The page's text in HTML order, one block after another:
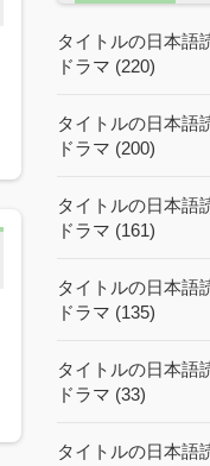
タイトルの日本語
ドラマ (220)
タイトルの日本語
ドラマ (200)
タイトルの日本語
ドラマ (161)
タイトルの日本語
ドラマ (135)
タイトルの日本語
ドラマ (33)
タイトルの日本語